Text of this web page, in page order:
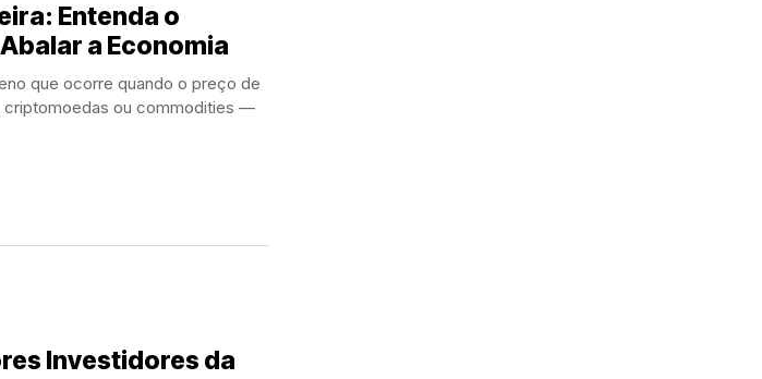
Entenda o
a Economia
que ocorre quando o preço de
ou commodities —
Investidores da